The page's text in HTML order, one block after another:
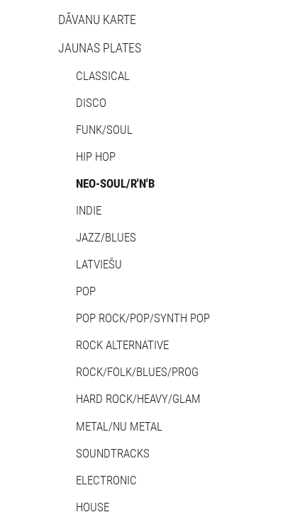
DĀVANU KARTE
JAUNAS PLATES
CLASSICAL
DISCO
FUNK/SOUL
HIP HOP
NEO-SOUL/R'N'B
INDIE
JAZZ/BLUES
LATVIEŠU
POP
POP ROCK/POP/SYNTH POP
ROCK ALTERNATIVE
ROCK/FOLK/BLUES/PROG
HARD ROCK/HEAVY/GLAM
METAL/NU METAL
SOUNDTRACKS
ELECTRONIC
HOUSE